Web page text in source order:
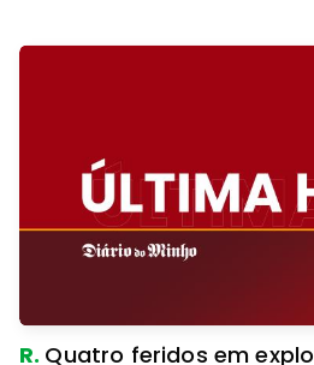
R. Quatro feridos em